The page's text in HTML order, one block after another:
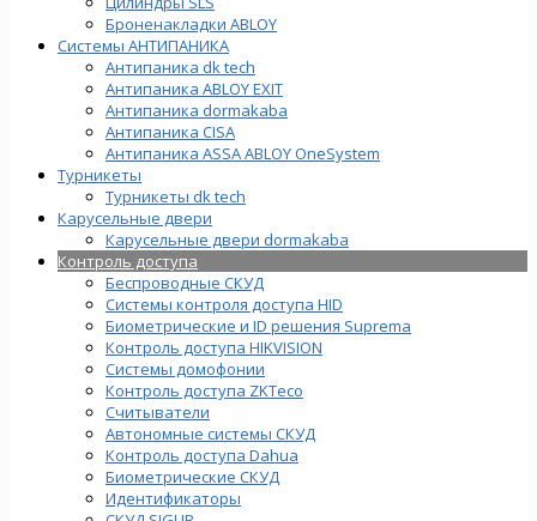
Броненакладки ABLOY
Системы АНТИПАНИКА
Антипаника dk tech
Антипаника ABLOY EXIT
Антипаника dormakaba
Антипаника СISA
Антипаника ASSA ABLOY OneSystem
Турникеты
Турникеты dk tech
Карусельные двери
Карусельные двери dormakaba
Контроль доступа
Беспроводные СКУД
Системы контроля доступа HID
Биометрические и ID решения Suprema
Контроль доступа HIKVISION
Системы домофонии
Контроль доступа ZKTeco
Считыватели
Автономные системы СКУД
Контроль доступа Dahua
Биометрические СКУД
Идентификаторы